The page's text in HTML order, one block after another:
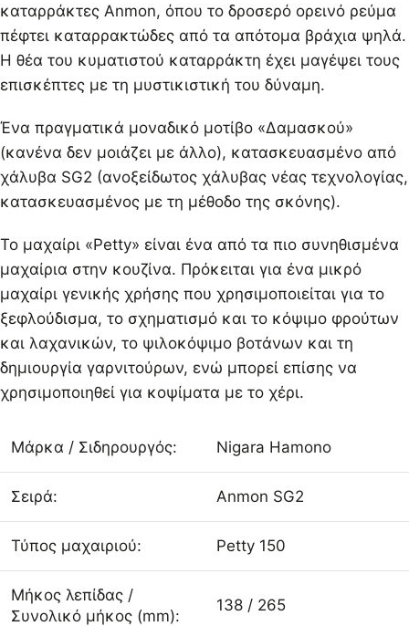
καταρράκτες Anmon, όπου το δροσερό ορεινό ρεύμα
πέφτει καταρρακτώδες από τα απότομα βράχια ψηλά.
Η θέα του κυματιστού καταρράκτη έχει μαγέψει τους
επισκέπτες με τη μυστικιστική του δύναμη.
Ένα πραγματικά μοναδικό μοτίβο «Δαμασκού»
(κανένα δεν μοιάζει με άλλο), κατασκευασμένο από
χάλυβα SG2 (ανοξείδωτος χάλυβας νέας τεχνολογίας,
κατασκευασμένος με τη μέθοδο της σκόνης).
Το μαχαίρι «Petty» είναι ένα από τα πιο συνηθισμένα
μαχαίρια στην κουζίνα. Πρόκειται για ένα μικρό
μαχαίρι γενικής χρήσης που χρησιμοποιείται για το
ξεφλούδισμα, το σχηματισμό και το κόψιμο φρούτων
και λαχανικών, το ψιλοκόψιμο βοτάνων και τη
δημιουργία γαρνιτούρων, ενώ μπορεί επίσης να
χρησιμοποιηθεί για κοψίματα με το χέρι.
Μάρκα / Σιδηρουργός: Nigara Hamono
Σειρά: Anmon SG2
Τύπος μαχαιριού: Petty 150
Μήκος λεπίδας /
Συνολικό μήκος (mm):
138 / 265